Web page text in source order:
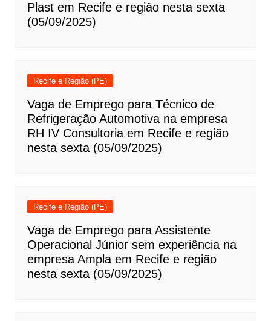
Plast em Recife e região nesta sexta
(05/09/2025)
Recife e Região (PE)
Vaga de Emprego para Técnico de
Refrigeração Automotiva na empresa
RH IV Consultoria em Recife e região
nesta sexta (05/09/2025)
Recife e Região (PE)
Vaga de Emprego para Assistente
Operacional Júnior sem experiência na
empresa Ampla em Recife e região
nesta sexta (05/09/2025)